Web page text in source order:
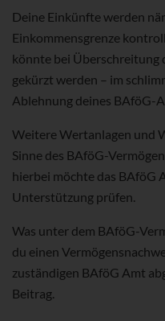
Deine Einkünfte werden
Einkommensgrenze
könnte bei Überschreitung
gekürzt werden – im
Ablehnung deines BAföG-
Weitere Wertanlagen und
Sinne des BAföG-
hierbei möchte das BAföG
Unterstützung prüfen.
Was unter dem BAföG-
du einen
zuständigen BAföG Amt
Beitrag.